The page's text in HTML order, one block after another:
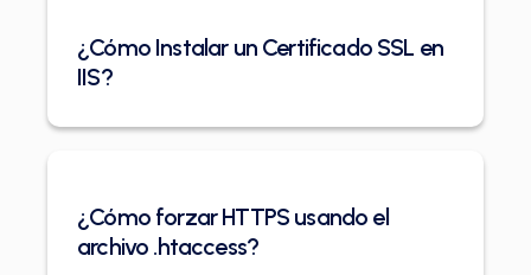
¿Cómo Instalar un Certificado SSL en
IIS?
¿Cómo forzar HTTPS usando el
archivo .htaccess?